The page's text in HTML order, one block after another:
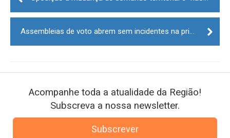
Acompanhe toda a atualidade da Região!
Subscreva a nossa newsletter.
Subscrever